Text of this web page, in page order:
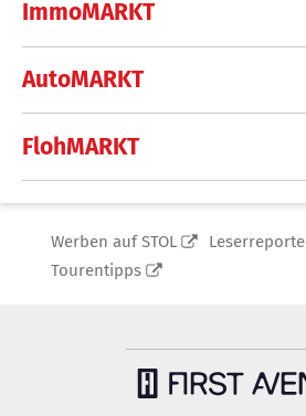
ImmoMARKT
AutoMARKT
FlohMARKT
Werben auf STOL
Tourentipps